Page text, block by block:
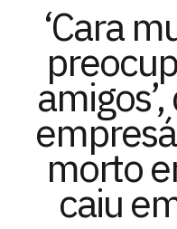
‘Cara
morto
caiu